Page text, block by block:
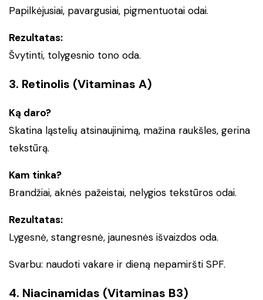
Papilkėjusiai, pavargusiai, pigmentuotai odai.
Rezultatas:
Švytinti, tolygesnio tono oda.
3. Retinolis (Vitaminas A)
Ką daro?
Skatina ląstelių atsinaujinimą, mažina raukšles, gerina
tekstūrą.
Kam tinka?
Brandžiai, aknės pažeistai, nelygios tekstūros odai.
Rezultatas:
Lygesnė, stangresnė, jaunesnės išvaizdos oda.
Svarbu: naudoti vakare ir dieną nepamiršti SPF.
4. Niacinamidas (Vitaminas B3)